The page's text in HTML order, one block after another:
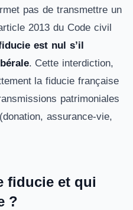
pas de transmettre un
2013 du Code civil
est nul s’il
. Cette interdiction,
la fiducie française
patrimoniales
assurance-vie,
fiducie et qui
?